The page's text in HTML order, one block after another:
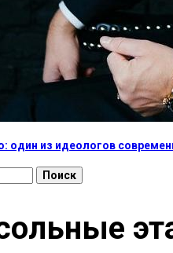
один из идеологов